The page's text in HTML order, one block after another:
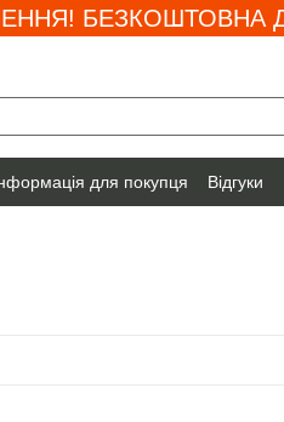
БЕЗКОШТОВНА
для покупця
Відгуки